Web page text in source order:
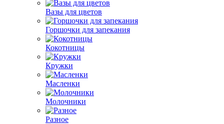
Вазы для цветов
Горшочки для запекания
Кокотницы
Кружки
Масленки
Молочники
Разное